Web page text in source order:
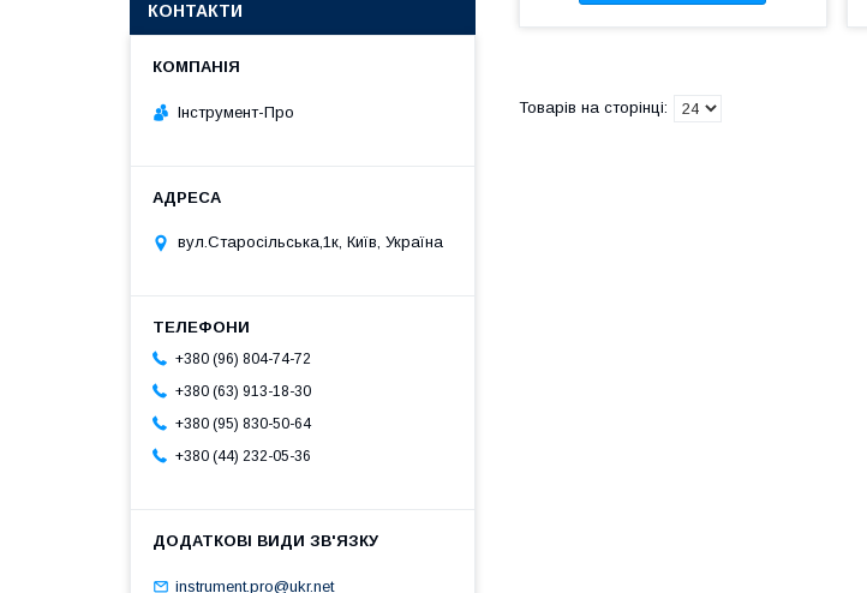
КОНТАКТИ
Інструмент-Про
вул.Старосільська,1к, Київ, Україна
+380 (96) 804-74-72
+380 (63) 913-18-30
+380 (95) 830-50-64
+380 (44) 232-05-36
instrument.pro@ukr.net